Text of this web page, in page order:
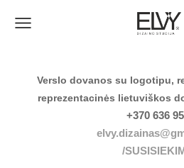
Verslo dovanos su logotipu,
reprezentacinės lietuviškos
+370 636
/